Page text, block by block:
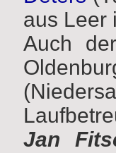
aus Leer
Auch
Jan